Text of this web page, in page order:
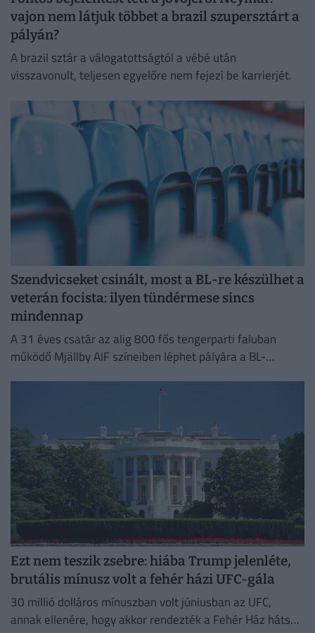
vajon nem látjuk többet a brazil szupersztárt a
pályán?
A brazil sztár a válogatottságtól a vébé után
visszavonult, teljesen egyelőre nem fejezi be karrierjét.
Szendvicseket csinált, most a BL-re készülhet a
veterán focista: ilyen tündérmese sincs
mindennap
A 31 éves csatár az alig 800 fős tengerparti faluban
működő Mjällby AIF színeiben léphet pályára a BL-
Ezt nem teszik zsebre: hiába Trump jelenléte,
brutális mínusz volt a fehér házi UFC-gála
30 millió dolláros mínuszban volt júniusban az UFC,
annak ellenére, hogy akkor rendezték a Fehér Ház hátsó